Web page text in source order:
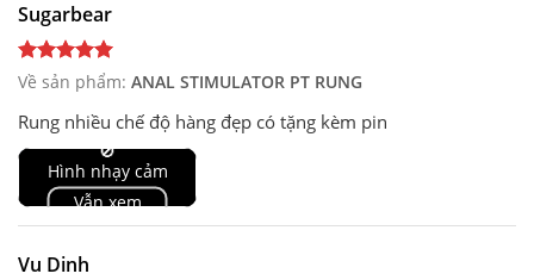
Sugarbear
Về sản phẩm: ANAL STIMULATOR PT RUNG
Rung nhiều chế độ hàng đẹp có tặng kèm pin
🚫
Hình nhạy cảm
Vẫn xem
Vu Dinh